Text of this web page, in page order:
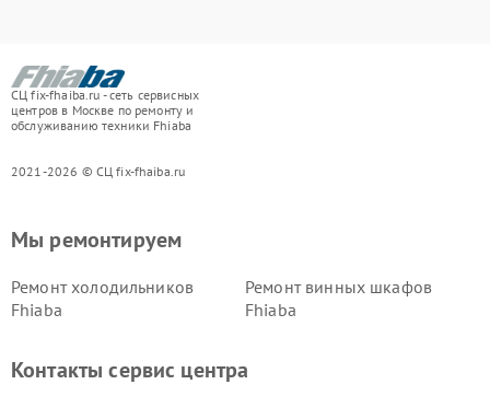
СЦ fix-fhaiba.ru - сеть сервисных
центров в Москве по ремонту и
обслуживанию техники Fhiaba
2021-2026 © СЦ fix-fhaiba.ru
Мы ремонтируем
Ремонт холодильников
Fhiaba
Ремонт винных шкафов
Fhiaba
Контакты сервис центра